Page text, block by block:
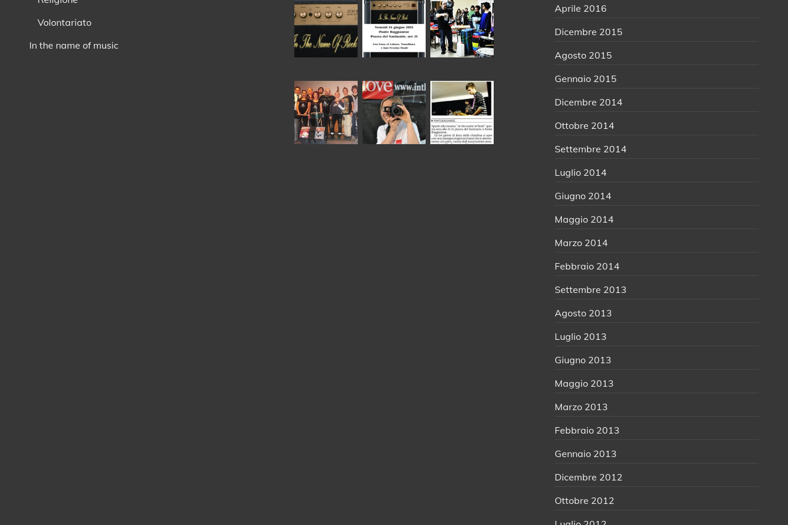
Volontariato
In the name of music
Aprile 2016
Dicembre 2015
Agosto 2015
Gennaio 2015
Dicembre 2014
Ottobre 2014
Settembre 2014
Luglio 2014
Giugno 2014
Maggio 2014
Marzo 2014
Febbraio 2014
Settembre 2013
Agosto 2013
Luglio 2013
Giugno 2013
Maggio 2013
Marzo 2013
Febbraio 2013
Gennaio 2013
Dicembre 2012
Ottobre 2012